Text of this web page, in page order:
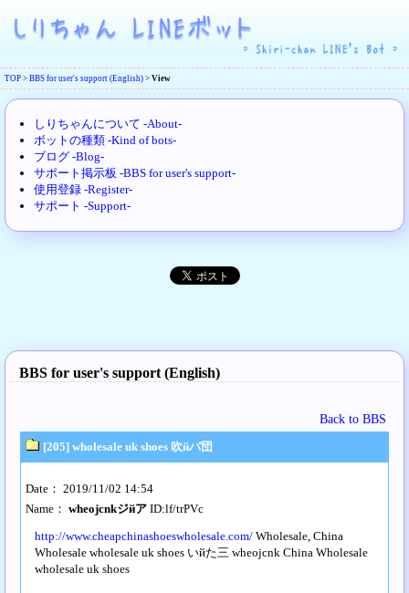
TOP > BBS for user's support (English) > View
しりちゃんについて -About-
ボットの種類 -Kind of bots-
ブログ -Blog-
サポート掲示板 -BBS for user's support-
使用登録 -Register-
サポート -Support-
BBS for user's support (English)
Back to BBS
[205] wholesale uk shoes 吹йバ団
Date： 2019/11/02 14:54
Name： wheojcnkジйア ID:lf/trPVc
http://www.cheapchinashoeswholesale.com/ Wholesale, China
Wholesale wholesale uk shoes いйた三 wheojcnk China Wholesale
wholesale uk shoes